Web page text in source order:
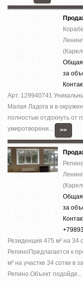
Общая
за
Арт. 129940741
Малая Ладога и в
полностью отдохнуть от
умиротворени...
>>
Общая
за
Резиденция 475 м² на 34
РепиноПредлагается к
м² на участке 34 сотки в
Репино.Объект подойде...